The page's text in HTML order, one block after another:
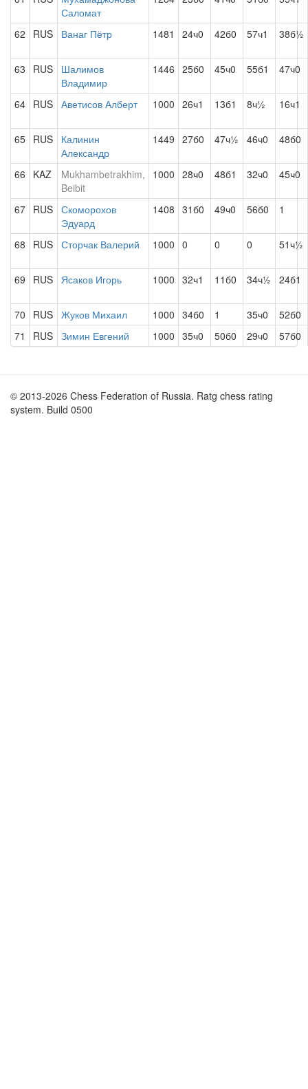
Саломат
62 RUS Ванаг Пётр 1481 24ч0 42б0 57ч1 38б½
63 RUS
Шалимов
Владимир
1446 25б0 45ч0 55б1 47ч0
64 RUS Аветисов Алберт 1000 26ч1 13б1 8ч½ 16ч1
65 RUS
Калинин
Александр
1449 27б0 47ч½ 46ч0 48б0
66 KAZ
Mukhambetrakhim,
Beibit
1000 28ч0 48б1 32ч0 45ч0
67 RUS Скоморохов
Эдуард
1408 31б0 49ч0 56б0 1
68 RUS Сторчак Валерий 1000 0 0 0 51ч½
69 RUS Ясаков Игорь 1000 32ч1 11б0 34ч½ 24б1
70 RUS Жуков Михаил 1000 34б0 1 35ч0
52б0
71
RUS Зимин Евгений 1000 35ч0 50б0 29ч0 57б0
© 2013-2026 Chess Federation of Russia. Ratg chess rating
system. Build 0500